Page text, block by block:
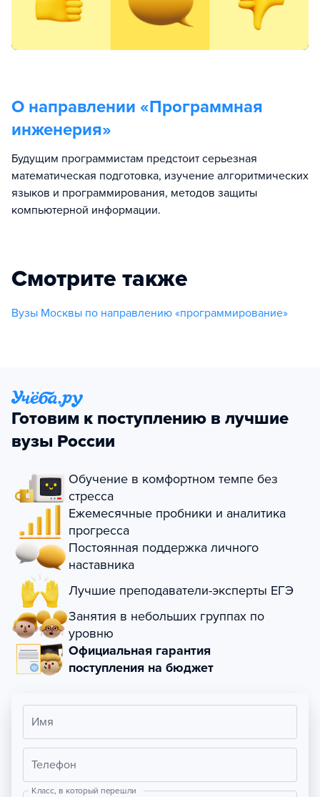
О направлении «Программная
инженерия»
Будущим программистам предстоит серьезная
математическая подготовка, изучение алгоритмических
языков и программирования, методов защиты
компьютерной информации.
Смотрите также
Вузы Москвы по направлению «программирование»
Готовим к поступлению в лучшие
вузы России
Обучение в комфортном темпе без
стресса
Ежемесячные пробники и аналитика
прогресса
Постоянная поддержка личного
наставника
Лучшие преподаватели-эксперты ЕГЭ
Занятия в небольших группах по
уровню
Официальная гарантия
поступления на бюджет
Имя
Телефон
Класс, в который перешли